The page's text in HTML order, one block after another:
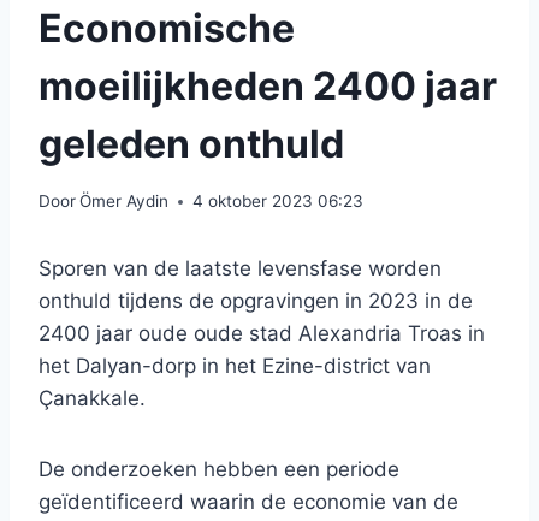
Economische
moeilijkheden 2400 jaar
geleden onthuld
DoorÖmer Aydin 4 oktober 2023 06:23
Sporen van de laatste levensfase worden
onthuld tijdens de opgravingen in 2023 in de
2400 jaar oude oude stad Alexandria Troas in
het Dalyan-dorp in het Ezine-district van
Çanakkale.
De onderzoeken hebben een periode
geïdentificeerd waarin de economie van de